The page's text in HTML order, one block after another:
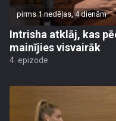
pirms 1 nedēļas, 4 dienām
Intrisha atklāj, kas
mainījies visvairāk
4. epizode